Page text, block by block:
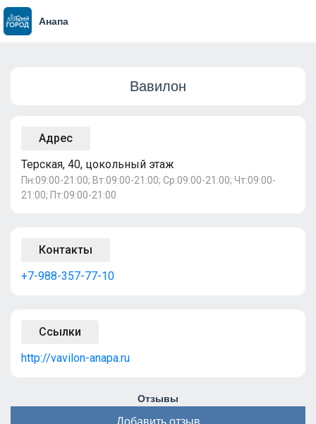
Анапа
Вавилон
Адрес
Терская, 40, цокольный этаж
Пн:09:00-21:00; Вт:09:00-21:00; Ср:09:00-21:00; Чт:09:00-
21:00; Пт:09:00-21:00
Контакты
+7-988-357-77-10
Ссылки
http://vavilon-anapa.ru
Отзывы
Добавить отзыв